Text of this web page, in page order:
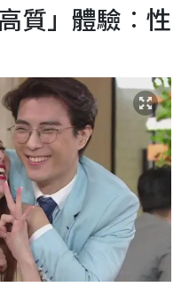
質」體驗︰性